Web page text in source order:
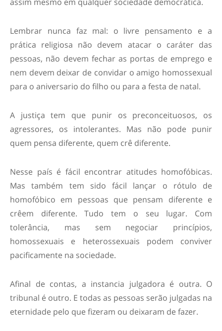
Lembrar nunca faz mal: o livre pensamento e a
prática religiosa não devem atacar o caráter das
pessoas, não devem fechar as portas de emprego e
nem devem deixar de convidar o amigo homossexual
para o aniversario do filho ou para a festa de natal.
A justiça tem que punir os preconceituosos, os
agressores, os intolerantes. Mas não pode punir
quem pensa diferente, quem crê diferente.
Nesse país é fácil encontrar atitudes homofóbicas.
Mas também tem sido fácil lançar o rótulo de
homofóbico em pessoas que pensam diferente e
crêem diferente. Tudo tem o seu lugar. Com
tolerância, mas sem negociar princípios,
homossexuais e heterossexuais podem conviver
pacificamente na sociedade.
Afinal de contas, a instancia julgadora é outra. O
tribunal é outro. E todas as pessoas serão julgadas na
eternidade pelo que fizeram ou deixaram de fazer.